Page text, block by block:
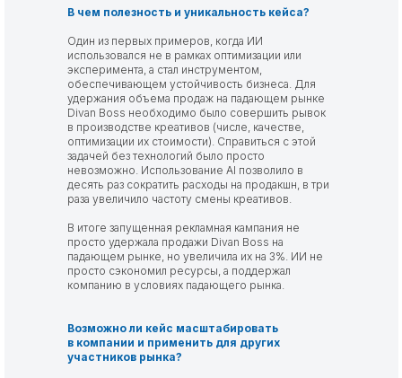
В чем полезность и уникальность кейса?
Один из первых примеров, когда ИИ
использовался не в рамках оптимизации или
эксперимента, а стал инструментом,
обеспечивающем устойчивость бизнеса. Для
удержания объема продаж на падающем рынке
Divan Boss необходимо было совершить рывок
в производстве креативов (числе, качестве,
оптимизации их стоимости). Справиться с этой
задачей без технологий было просто
невозможно. Использование AI позволило в
десять раз сократить расходы на продакшн, в три
раза увеличило частоту смены креативов.
В итоге запущенная рекламная кампания не
просто удержала продажи Divan Boss на
падающем рынке, но увеличила их на 3%. ИИ не
просто сэкономил ресурсы, а поддержал
компанию в условиях падающего рынка.
Возможно ли кейс масштабировать
в компании и применить для других
участников рынка?